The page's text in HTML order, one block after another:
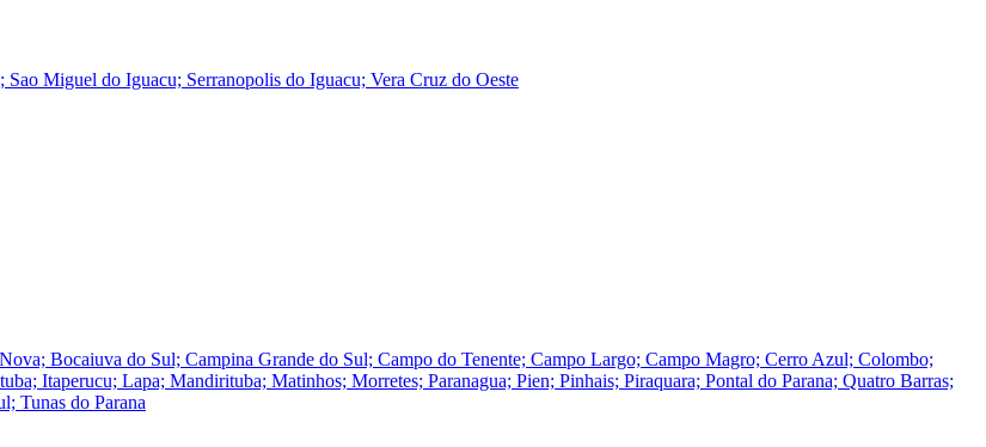
Miguel do Iguacu; Serranopolis do Iguacu; Vera Cruz do Oeste
Bocaiuva do Sul; Campina Grande do Sul; Campo do Tenente; Campo Largo; Campo Magro; Cerro Azul; Colombo;
Itaperucu; Lapa; Mandirituba; Matinhos; Morretes; Paranagua; Pien; Pinhais; Piraquara; Pontal do Parana; Quatro Barras;
Tunas do Parana